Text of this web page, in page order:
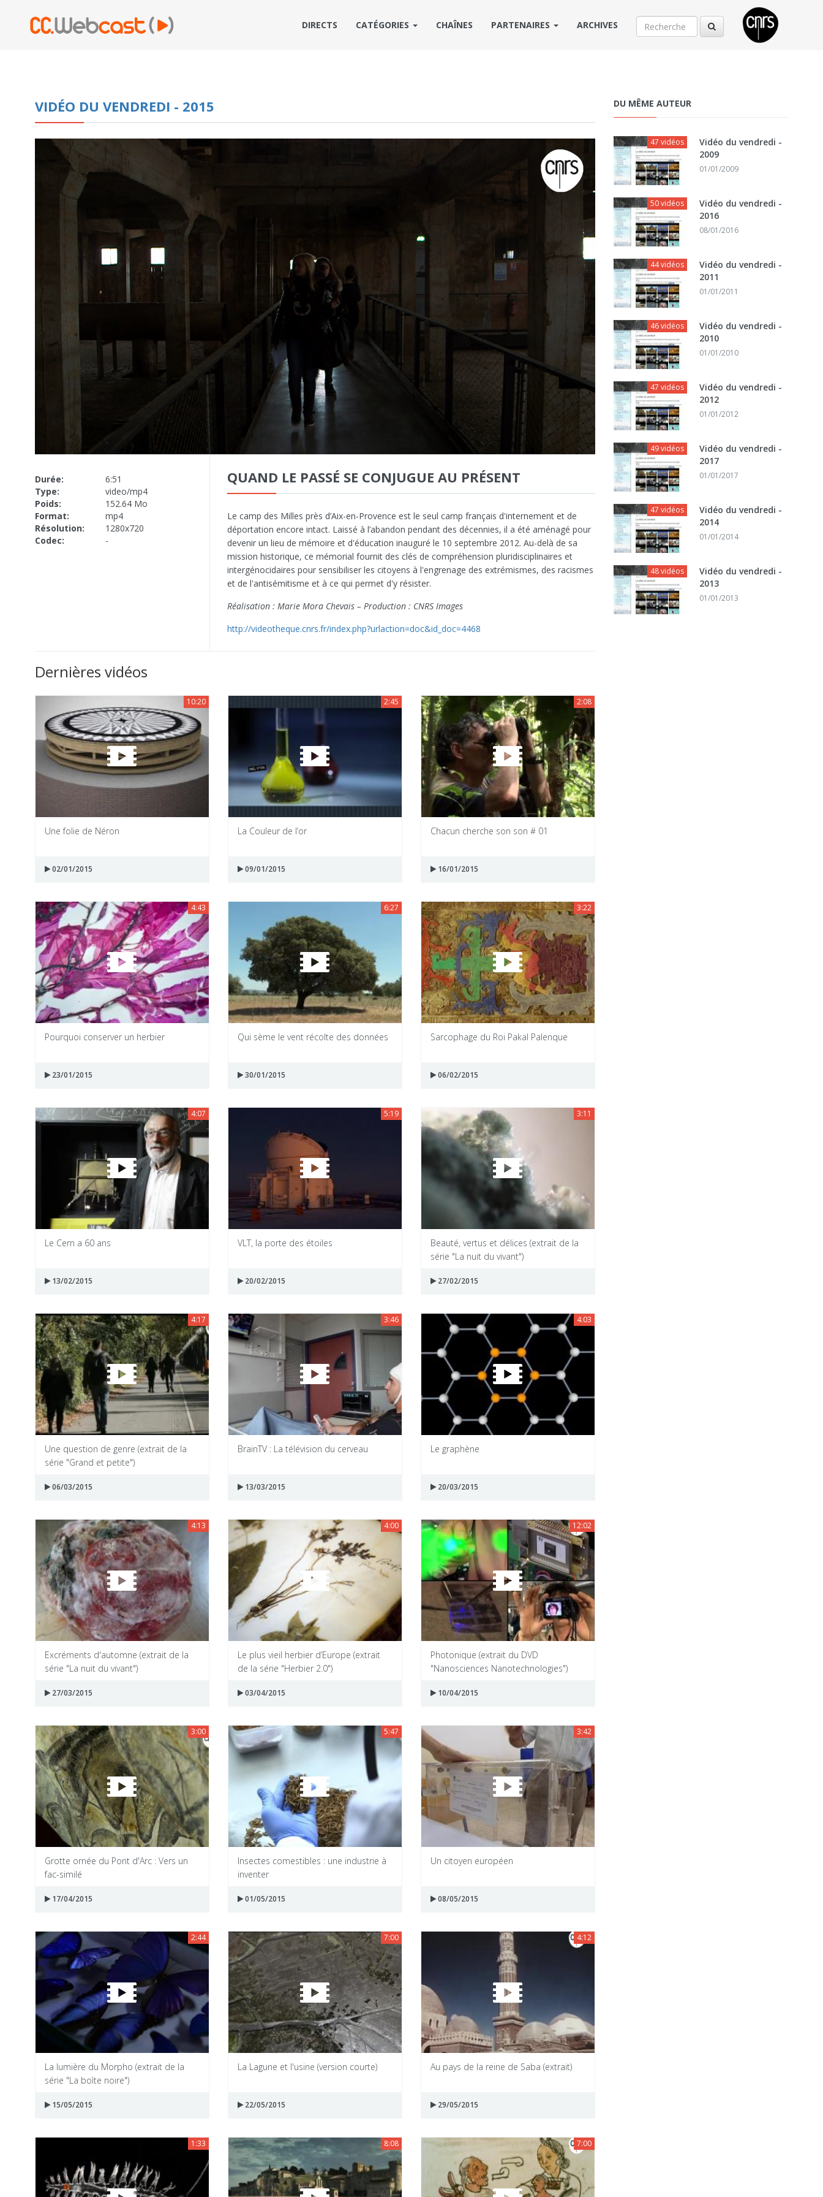
DIRECTS CATÉGORIES CHAÎNES PARTENAIRES ARCHIVES
VIDÉO DU VENDREDI - 2015
Durée:
6:51
Type:
video/mp4
Poids:
152.64 Mo
Format:
mp4
Résolution:
1280x720
Codec:
-
QUAND LE PASSÉ SE CONJUGUE AU PRÉSENT
Le camp des Milles près d’Aix-en-Provence est le seul camp français d'internement et de
déportation encore intact. Laissé à l’abandon pendant des décennies, il a été aménagé pour
devenir un lieu de mémoire et d'éducation inauguré le 10 septembre 2012. Au-delà de sa
mission historique, ce mémorial fournit des clés de compréhension pluridisciplinaires et
intergénocidaires pour sensibiliser les citoyens à l'engrenage des extrémismes, des racismes
et de l'antisémitisme et à ce qui permet d'y résister.
Réalisation : Marie Mora Chevais – Production : CNRS Images
http://videotheque.cnrs.fr/index.php?urlaction=doc&id_doc=4468
Dernières vidéos
10:20
Une folie de Néron
02/01/2015
2:45
La Couleur de l’or
09/01/2015
2:08
Chacun cherche son son # 01
16/01/2015
4:43
Pourquoi conserver un herbier
23/01/2015
6:27
Qui sème le vent récolte des données
30/01/2015
3:22
Sarcophage du Roi Pakal Palenque
06/02/2015
4:07
Le Cern a 60 ans
13/02/2015
5:19
VLT, la porte des étoiles
20/02/2015
3:11
Beauté, vertus et délices (extrait de la
série "La nuit du vivant")
27/02/2015
4:17
Une question de genre (extrait de la
série "Grand et petite")
06/03/2015
3:46
BrainTV : La télévision du cerveau
13/03/2015
4:03
Le graphène
20/03/2015
4:13
Excréments d'automne (extrait de la
série "La nuit du vivant")
27/03/2015
4:00
Le plus vieil herbier d’Europe (extrait
de la série "Herbier 2.0")
03/04/2015
12:02
Photonique (extrait du DVD
"Nanosciences Nanotechnologies")
10/04/2015
3:00
Grotte ornée du Pont d'Arc : Vers un
fac-similé
17/04/2015
5:47
Insectes comestibles : une industrie à
inventer
01/05/2015
3:42
Un citoyen européen
08/05/2015
2:44
La lumière du Morpho (extrait de la
série "La boìte noire")
15/05/2015
7:00
La Lagune et l'usine (version courte)
22/05/2015
4:12
Au pays de la reine de Saba (extrait)
29/05/2015
1:33 8:08 7:00
DU MÊME AUTEUR
47 vidéos
Vidéo du vendredi -
2009
01/01/2009
50 vidéos
Vidéo du vendredi -
2016
08/01/2016
44 vidéos
Vidéo du vendredi -
2011
01/01/2011
46 vidéos
Vidéo du vendredi -
2010
01/01/2010
47 vidéos
Vidéo du vendredi -
2012
01/01/2012
49 vidéos
Vidéo du vendredi -
2017
01/01/2017
47 vidéos
Vidéo du vendredi -
2014
01/01/2014
48 vidéos
Vidéo du vendredi -
2013
01/01/2013